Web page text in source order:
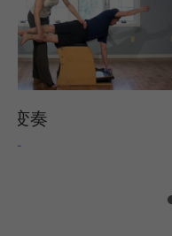
变奏
什